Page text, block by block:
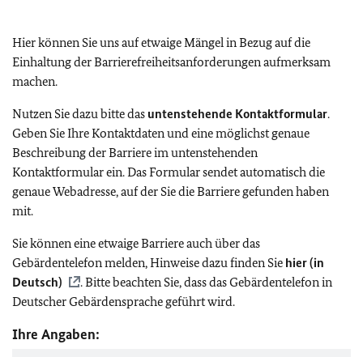
Hier können Sie uns auf etwaige Mängel in Bezug auf die
Einhaltung der Barrierefreiheitsanforderungen aufmerksam
machen.
Nutzen Sie dazu bitte das untenstehende Kontaktformular.
Geben Sie Ihre Kontaktdaten und eine möglichst genaue
Beschreibung der Barriere im untenstehenden
Kontaktformular ein. Das Formular sendet automatisch die
genaue Webadresse, auf der Sie die Barriere gefunden haben
mit.
Sie können eine etwaige Barriere auch über das
Gebärdentelefon melden, Hinweise dazu finden Sie hier (in
Deutsch)
. Bitte beachten Sie, dass das Gebärdentelefon in
Deutscher Gebärdensprache geführt wird.
Ihre Angaben: